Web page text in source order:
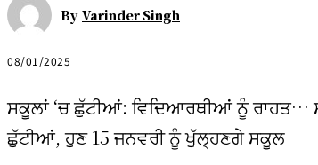
By Varinder Singh
08/01/2025
ਸਕੂਲਾਂ ‘ਚ ਛੁੱਟੀਆਂ: ਵਿਦਿਆਰਥੀਆਂ ਨੂੰ ਰਾਹਤ…
ਛੁੱਟੀਆਂ, ਹੁਣ 15 ਜਨਵਰੀ ਨੂੰ ਖੁੱਲ੍ਹਣਗੇ ਸਕੂਲ